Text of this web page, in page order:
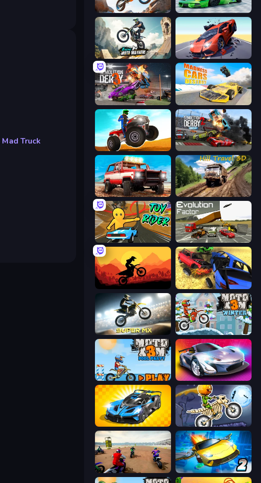
Mad Truck
Trial Mania Sportcars Crash
Xtreme Moto Mayhem Hyper Cars Ramp Crash
Demolition Derby 3 Madness Cars Destroy
ATV Ultimate Offroad Demolition Derby 2
Offroad Masters Challenge Hill Travel 3D
Toy Rider Evolution Factor
Sunset Bike Racing Car Crash Simulator Royale
Super MX - Last Season Moto X3M 4 Winter
Moto X3M 5: Pool Party Grand Cyber City
GT Cars Mega Ramps Moto X3M 6: Spooky Land
Super MX - The Champion Ultimate Flying Car 2